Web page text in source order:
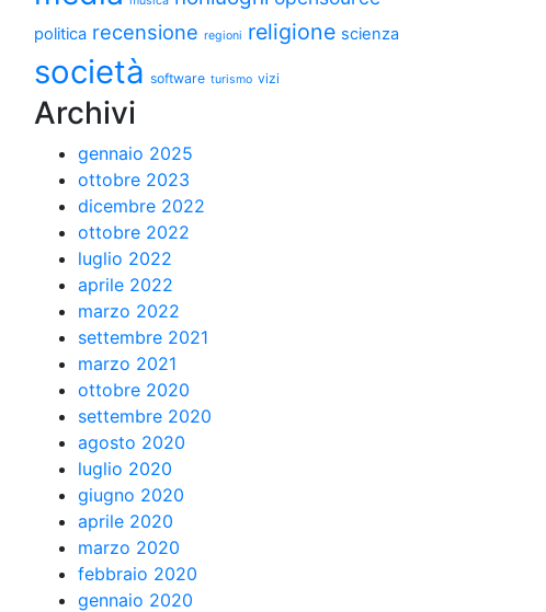
politica recensione regioni religione scienza
società software turismo vizi
Archivi
gennaio 2025
ottobre 2023
dicembre 2022
ottobre 2022
luglio 2022
aprile 2022
marzo 2022
settembre 2021
marzo 2021
ottobre 2020
settembre 2020
agosto 2020
luglio 2020
giugno 2020
aprile 2020
marzo 2020
febbraio 2020
gennaio 2020